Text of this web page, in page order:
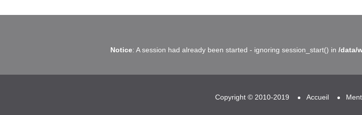
Notice: A session had already been started - ignoring session_start() in /data/
Copyright © 2010-2019 Accueil